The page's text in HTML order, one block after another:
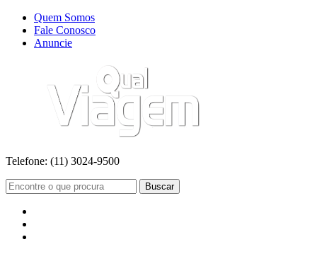
Quem Somos
Fale Conosco
Anuncie
Telefone: (11) 3024-9500
Buscar